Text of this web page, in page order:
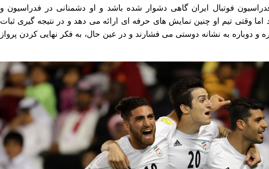
فوتبال ایران گاهی دشوار شده باشد و او دشمنانی در فدراسیون و
وقتی تیم او چنین نمایش های حرفه ای ارائه می دهد و در نتیجه گیری ثبات
و دوباره به نشانه دوستی می فشارند و در عین حال، به فکر نهایی کردن پرواز